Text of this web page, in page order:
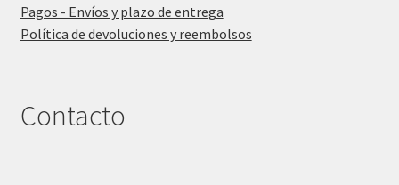
Pagos - Envíos y plazo de entrega
Política de devoluciones y reembolsos
Contacto